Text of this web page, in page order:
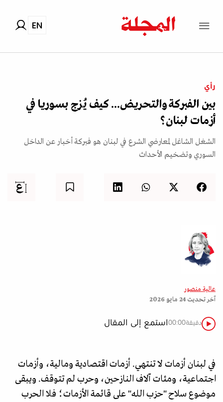
EN
رأي
بين الفبركة والتحريض... كيف يُزج بسوريا في
أزمات لبنان؟
الشغل الشاغل لمعارضي الشرع في لبنان هو فبركة أخبار عن الداخل
السوري وتضخيم الأحداث
عالية منصور
آخر تحديث 24 مايو 2026
استمع إلى المقال00:00دقيقة
في لبنان أزمات لا تنتهي. أزمات اقتصادية ومالية، وأزمات
اجتماعية، ومئات آلاف النازحين، وحرب لم تتوقف. ويبقى
موضوع سلاح "حزب الله" على قائمة الأزمات؛ فلا الحرب